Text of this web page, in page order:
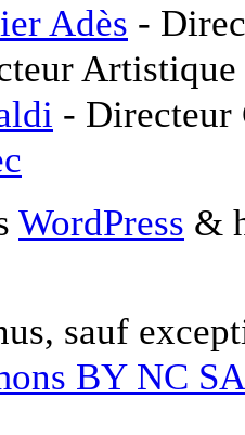
Adès -
-
WordPress &
sauf
BY NC SA